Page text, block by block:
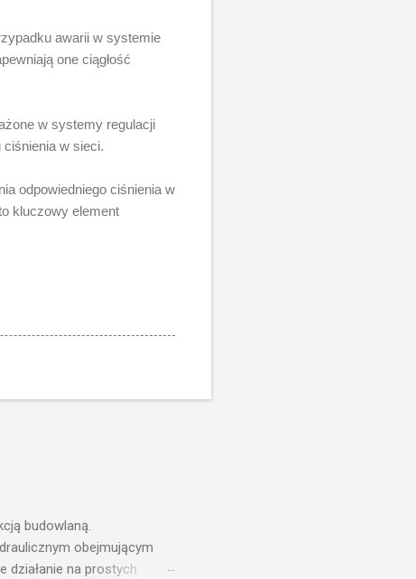
awarii w systemie
one ciągłość
w systemy regulacji
w sieci.
odpowiedniego ciśnienia w
kluczowy element
budowlaną.
obejmującym
działanie na prostych